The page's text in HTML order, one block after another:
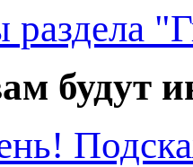
будут